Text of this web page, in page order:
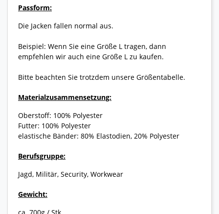
Passform:
Die Jacken fallen normal aus.
Beispiel: Wenn Sie eine Größe L tragen, dann
empfehlen wir auch eine Größe L zu kaufen.
Bitte beachten Sie trotzdem unsere Größentabelle.
Materialzusammensetzung:
Oberstoff: 100% Polyester
Futter: 100% Polyester
elastische Bänder: 80% Elastodien, 20% Polyester
Berufsgruppe:
Jagd, Militär, Security, Workwear
Gewicht: